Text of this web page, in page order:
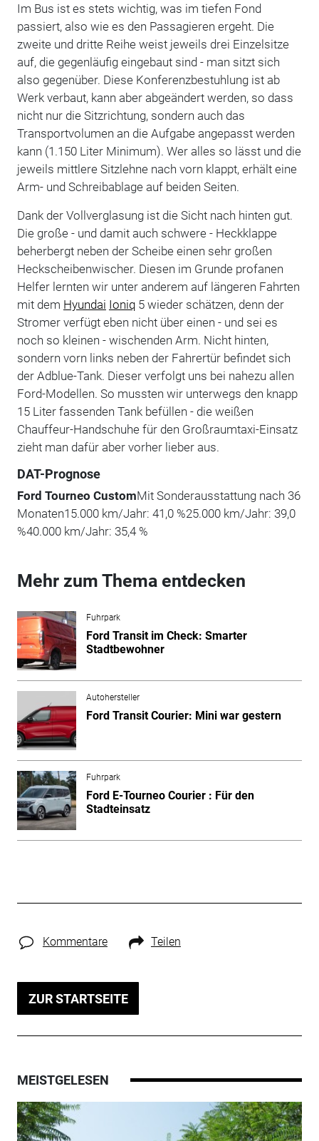
Im Bus ist es stets wichtig, was im tiefen Fond
passiert, also wie es den Passagieren ergeht. Die
zweite und dritte Reihe weist jeweils drei Einzelsitze
auf, die gegenläufig eingebaut sind - man sitzt sich
also gegenüber. Diese Konferenzbestuhlung ist ab
Werk verbaut, kann aber abgeändert werden, so dass
nicht nur die Sitzrichtung, sondern auch das
Transportvolumen an die Aufgabe angepasst werden
kann (1.150 Liter Minimum). Wer alles so lässt und die
jeweils mittlere Sitzlehne nach vorn klappt, erhält eine
Arm- und Schreibablage auf beiden Seiten.
Dank der Vollverglasung ist die Sicht nach hinten gut.
Die große - und damit auch schwere - Heckklappe
beherbergt neben der Scheibe einen sehr großen
Heckscheibenwischer. Diesen im Grunde profanen
Helfer lernten wir unter anderem auf längeren Fahrten
mit dem Hyundai Ioniq5 wieder schätzen, denn der
Stromer verfügt eben nicht über einen - und sei es
noch so kleinen - wischenden Arm. Nicht hinten,
sondern vorn links neben der Fahrertür befindet sich
der Adblue-Tank. Dieser verfolgt uns bei nahezu allen
Ford-Modellen. So mussten wir unterwegs den knapp
15 Liter fassenden Tank befüllen - die weißen
Chauffeur-Handschuhe für den Großraumtaxi-Einsatz
zieht man dafür aber vorher lieber aus.
DAT-Prognose
Ford Tourneo CustomMit Sonderausstattung nach 36
Monaten15.000 km/Jahr: 41,0 %25.000 km/Jahr: 39,0
%40.000 km/Jahr: 35,4 %
Mehr zum Thema entdecken
Fuhrpark
Ford Transit im Check: Smarter
Stadtbewohner
Autohersteller
Ford Transit Courier: Mini war gestern
Fuhrpark
Ford E-Tourneo Courier : Für den
Stadteinsatz
Kommentare Teilen
ZUR STARTSEITE
MEISTGELESEN